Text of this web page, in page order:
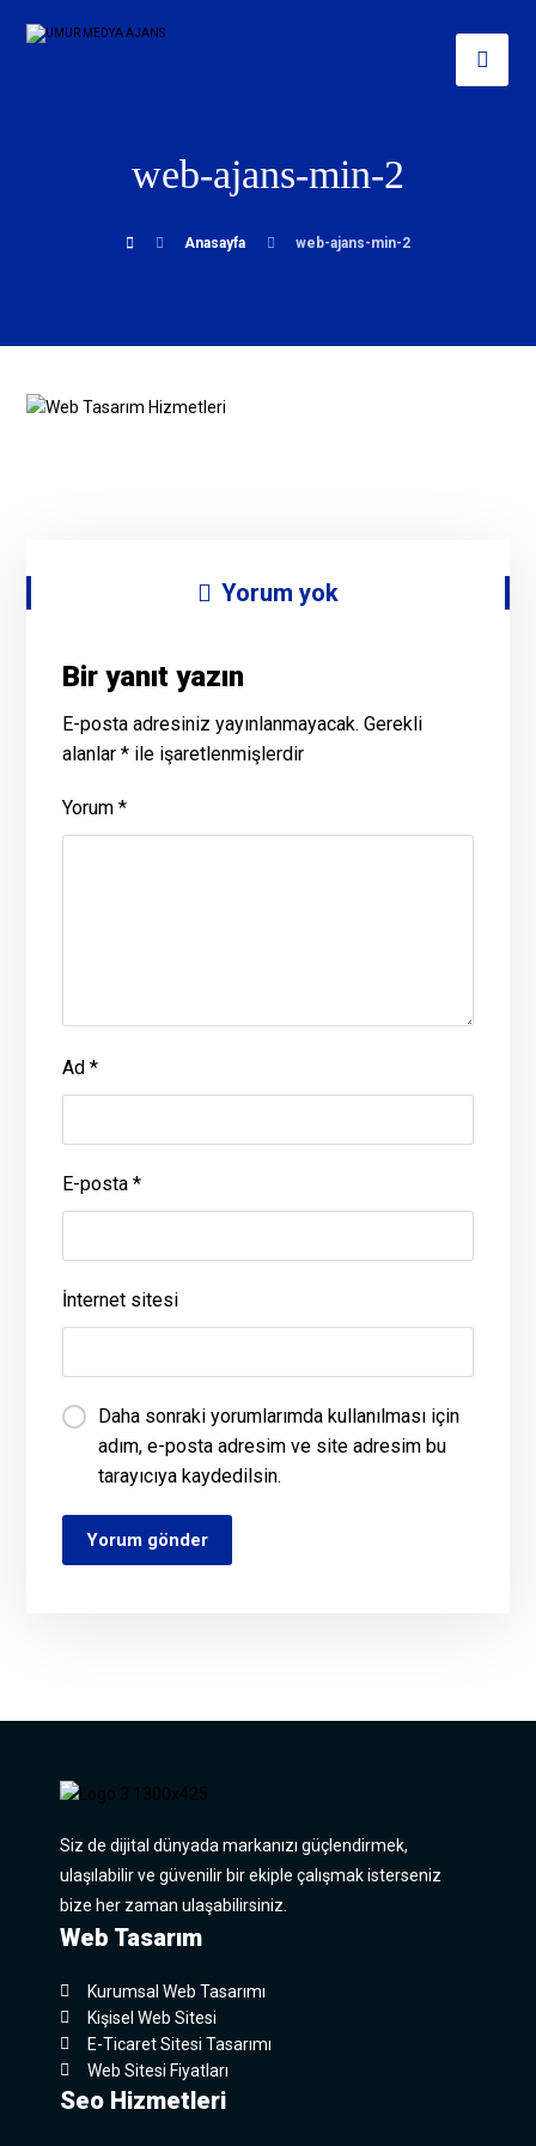
web-ajans-min-2
Anasayfa web-ajans-min-2
Yorum yok
Bir yanıt yazın
E-posta adresiniz yayınlanmayacak. Gerekli
alanlar* ile işaretlenmişlerdir
Yorum*
Ad*
E-posta*
İnternet sitesi
Daha sonraki yorumlarımda kullanılması için
adım, e-posta adresim ve site adresim bu
tarayıcıya kaydedilsin.
Yorum gönder
Siz de dijital dünyada markanızı güçlendirmek,
ulaşılabilir ve güvenilir bir ekiple çalışmak isterseniz
bize her zaman ulaşabilirsiniz.
Web Tasarım
Kurumsal Web Tasarımı
Kişisel Web Sitesi
E-Ticaret Sitesi Tasarımı
Web Sitesi Fiyatları
Seo Hizmetleri